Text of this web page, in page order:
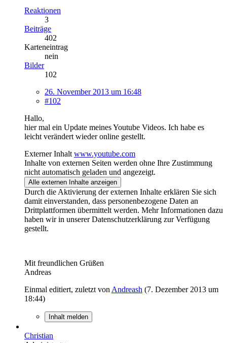
Reaktionen
3
Beiträge
402
Karteneintrag
nein
Bilder
102
26. November 2013 um 16:48
#102
Hallo,
hier mal ein Update meines Youtube Videos. Ich habe es
leicht verändert wieder online gestellt.
Externer Inhalt www.youtube.com
Inhalte von externen Seiten werden ohne Ihre Zustimmung
nicht automatisch geladen und angezeigt.
Alle externen Inhalte anzeigen
Durch die Aktivierung der externen Inhalte erklären Sie sich
damit einverstanden, dass personenbezogene Daten an
Drittplattformen übermittelt werden. Mehr Informationen dazu
haben wir in unserer Datenschutzerklärung zur Verfügung
gestellt.
Mit freundlichen Grüßen
Andreas
Einmal editiert, zuletzt von Andreash (7. Dezember 2013 um
18:44)
Inhalt melden
Christian